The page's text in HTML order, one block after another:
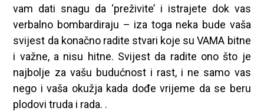
vam dati snagu da ‘preživite’ i istrajete dok vas
verbalno bombardiraju – iza toga neka bude vaša
svijest da konačno radite stvari koje su VAMA bitne
i važne, a nisu hitne. Svijest da radite ono što je
najbolje za vašu budućnost i rast, i ne samo vas
nego i vaša okužja kada dođe vrijeme da se beru
plodovi truda i rada. .